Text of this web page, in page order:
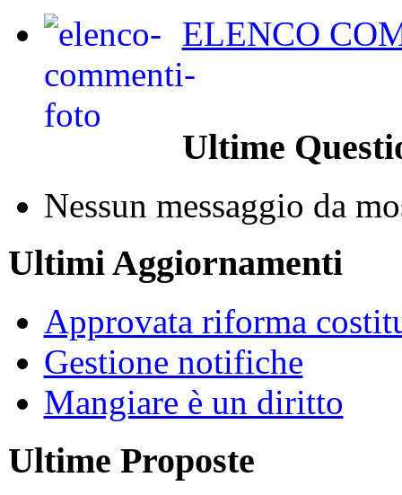
ELENCO
Ultime
Nessun messaggio da
Ultimi Aggiornamenti
Approvata riforma
Gestione notifiche
Mangiare è un diritto
Ultime Proposte